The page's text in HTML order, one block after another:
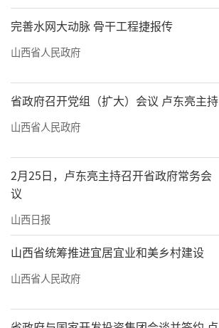
完善水网大动脉 骨干工程捷报传
山西省人民政府
省政府召开党组（扩大）会议 卢东亮主持
山西省人民政府
2月25日，卢东亮主持召开省政府常务会
议
山西日报
山西省统筹推进宜居宜业和美乡村建设
山西省人民政府